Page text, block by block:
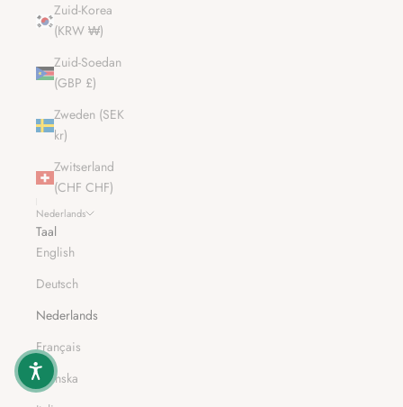
Zuid-Korea
(KRW ₩)
Zuid-Soedan
(GBP £)
Zweden (SEK
kr)
Zwitserland
(CHF CHF)
Nederlands
Taal
English
Deutsch
Nederlands
Français
Svenska